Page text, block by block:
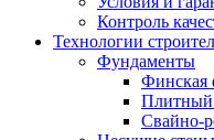
Контроль
Технологии
Фундаменты
Финская
Плитный
Свайно-